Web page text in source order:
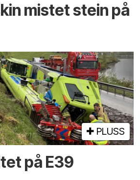
mistet stein på
PLUSS
på E39